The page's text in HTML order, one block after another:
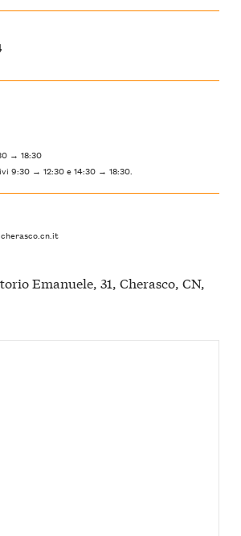
→ 18:30
9:30 → 12:30 e 14:30 → 18:30.
Emanuele, 31, Cherasco, CN,